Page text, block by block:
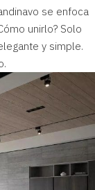
se enfoca
unirlo? Solo
y simple.